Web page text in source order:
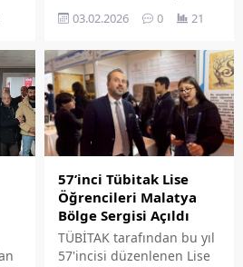
tarafından açıklanan Ocak
kamu çalışanlarının
yaşadığı ekonomik
gerçekliği bir kez daha
açıkça ortaya koymuştur
dedi.
03.02.2026 0 21
57’inci Tübi̇tak Lise
Öğrencileri Malatya
Bölge Sergisi Açıldı
TÜBİTAK tarafından bu yıl
57'incisi düzenlenen Lise